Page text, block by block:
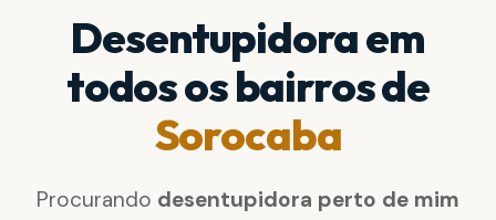
Desentupidora em
todos os bairros de
Sorocaba
Procurando desentupidora perto de mim